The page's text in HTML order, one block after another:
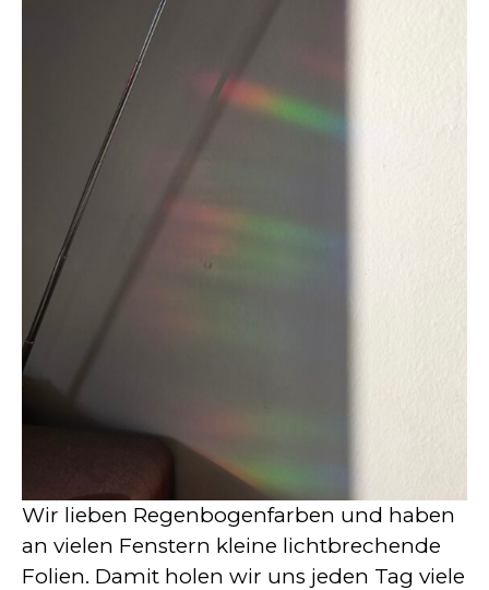
Wir lieben Regenbogenfarben und haben
an vielen Fenstern kleine lichtbrechende
Folien. Damit holen wir uns jeden Tag viele